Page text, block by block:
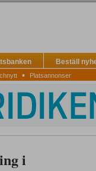
Beställ
▪ Platsannonser
i